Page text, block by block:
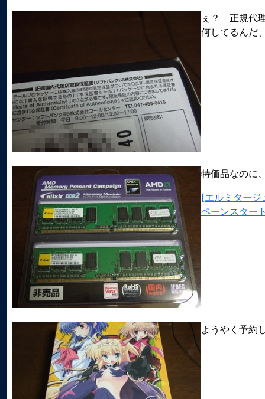
ぇ？ 正規代
何してるんだ
特価品なのに
[エルミター
ペーンスター
ようやく予約